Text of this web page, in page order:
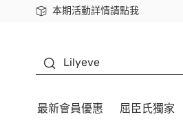
本期活動詳情請點我
下載app最高回饋$350
Lilyeve
最新會員優惠 屈臣氏獨家